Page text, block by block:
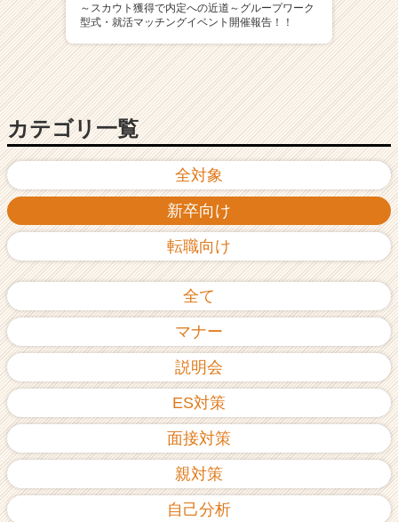
全対象
新卒向け
転職向け
全て
マナー
説明会
ES対策
面接対策
親対策
自己分析
～スカウト獲得で内定への近道～グループワーク
型式・就活マッチングイベント開催報告！！
カテゴリ一覧